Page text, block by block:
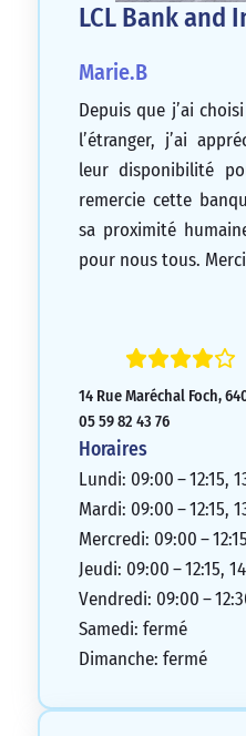
LCL Bank and
Marie.B
Depuis que j’ai
l’étranger, j’ai
leur disponibilité
remercie cette
sa proximité
pour nous tous.
14 Rue Maréchal Foch,
05 59 82 43 76
Horaires
Lundi: 09:00 – 12:15,
Mardi: 09:00 – 12:15,
Mercredi: 09:00 –
Jeudi: 09:00 – 12:15,
Vendredi: 09:00 –
Samedi: fermé
Dimanche: fermé